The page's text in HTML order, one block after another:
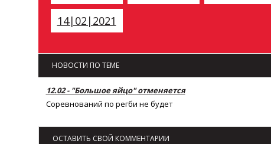
14|02|2021
НОВОСТИ ПО ТЕМЕ
12.02 - "Большое яйцо" отменяется
Соревнований по регби не будет
ОСТАВИТЬ СВОЙ КОММЕНТАРИИ